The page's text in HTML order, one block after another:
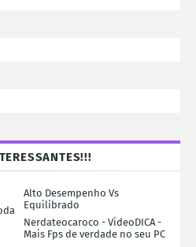
Alto Desempenho Vs
Equilibrado
Nerdateocaroco - VideoDICA -
Mais Fps de verdade no seu PC